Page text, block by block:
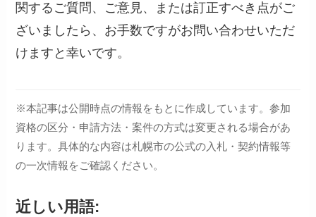
関するご質問、ご意見、または訂正すべき点がご
ざいましたら、お手数ですがお問い合わせいただ
けますと幸いです。
※本記事は公開時点の情報をもとに作成しています。参加
資格の区分・申請方法・案件の方式は変更される場合があ
ります。具体的な内容は札幌市の公式の入札・契約情報等
の一次情報をご確認ください。
近しい用語: